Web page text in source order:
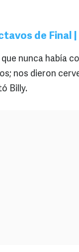
de Final
nunca había
nos dieron
Billy.